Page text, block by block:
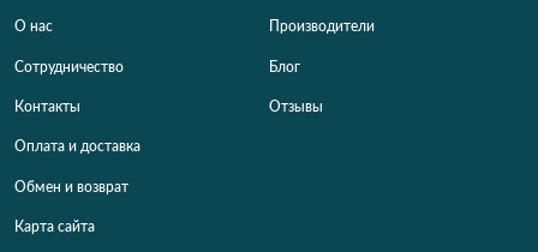
О нас
Сотрудничество
Контакты
Оплата и доставка
Обмен и возврат
Карта сайта
Производители
Блог
Отзывы